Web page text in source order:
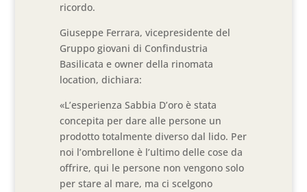
ricordo.
Giuseppe Ferrara, vicepresidente del
Gruppo giovani di Confindustria
Basilicata e owner della rinomata
location, dichiara:
«L’esperienza Sabbia D’oro è stata
concepita per dare alle persone un
prodotto totalmente diverso dal lido. Per
noi l’ombrellone è l’ultimo delle cose da
offrire, qui le persone non vengono solo
per stare al mare, ma ci scelgono